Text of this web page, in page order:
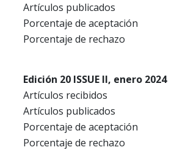
Artículos publicados
Porcentaje de aceptación
Porcentaje de rechazo
Edición 20 ISSUE II, enero 2024
Artículos recibidos
Artículos publicados
Porcentaje de aceptación
Porcentaje de rechazo